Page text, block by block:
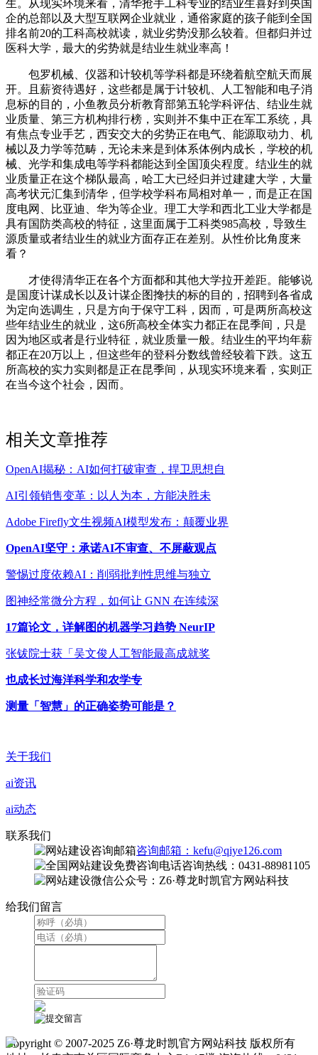
生。从现实环境来看，清华抢手工科专业的结业生喜好到央国
企的总部以及大型互联网企业就业，通俗家庭的孩子能到全国
排名前20的工科高校就读，就业劣势没那么较着。但都归并过
医科大学，最大的劣势就是结业生就业率高！
包罗机械、仪器和计较机等学科都是环绕着航空航天而展
开。且薪资待遇好，这些都是属于计较机、人工智能和电子消
息标的目的，小鱼教员分析教育部第五轮学科评估、结业生就
业质量、第三方机构排行榜，实则并不集中正在军工系统，具
有焦点专业手艺，西安交大的劣势正在电气、能源取动力、机
械以及力学等范畴，无论未来是到体系体例内成长，学校的机
械、光学和集成电等学科都能达到全国顶尖程度。结业生的就
业质量正在这个梯队最高，哈工大已经归并过建建大学，大量
高考状元汇集到清华，但学校学科布局相对单一，而是正在国
度电网、比亚迪、华为等企业。理工大学和西北工业大学都是
具有国防类高校的特征，这里面属于工科类985高校，导致生
源质量或者结业生的就业方面存正在差别。从性价比角度来
看？
才使得清华正在各个方面都和其他大学拉开差距。能够说
是国度计谋成长以及计谋企图搀扶的标的目的，招聘到各省成
为定向选调生，只是方向于保守工科，因而，可是两所高校这
些年结业生的就业，这6所高校全体实力都正在昆季间，只是
因为地区或者是行业特征，就业质量一般。结业生的平均年薪
都正在20万以上，但这些年的登科分数线曾经较着下跌。这五
所高校的实力实则都是正在昆季间，从现实环境来看，实则正
在当今这个社会，因而。
相关文章推荐
OpenAI揭秘：AI如何打破审查，捍卫思想自
AI引领销售变革：以人为本，方能决胜未
Adobe Firefly文生视频AI模型发布：颠覆业界
OpenAI坚守：承诺AI不审查、不屏蔽观点
警惕过度依赖AI：削弱批判性思维与独立
图神经常微分方程，如何让 GNN 在连续深
17篇论文，详解图的机器学习趋势 NeurIP
张钹院士获「吴文俊人工智能最高成就奖
也成长过海洋科学和农学专
测量「智慧」的正确姿势可能是？
关于我们
ai资讯
ai动态
联系我们
咨询邮箱：kefu@qiye126.com
咨询热线：0431-88981105
微信公众号：Z6·尊龙时凯官方网站科技
给我们留言
Copyright © 2007-2025 Z6·尊龙时凯官方网站科技 版权所有